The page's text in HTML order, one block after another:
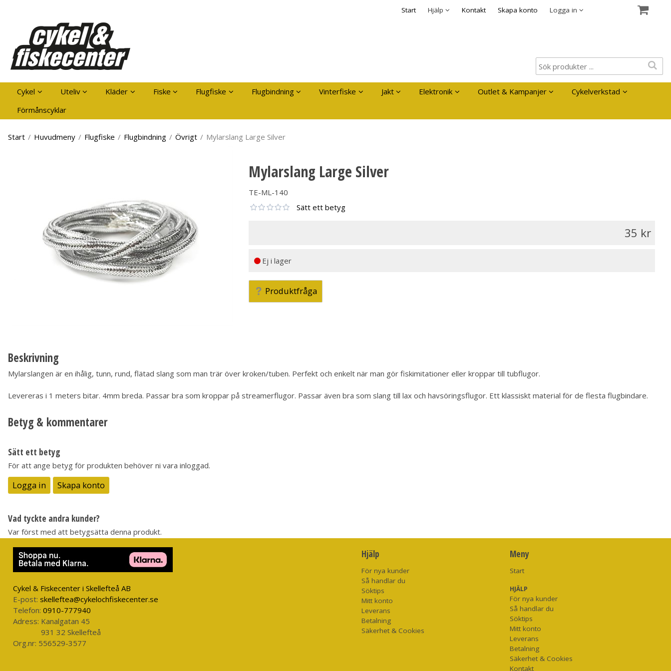
Start Hjälp
Säkerhet & Cookies Kontakt Skapa konto Logga in
Kom ihåg mig
Cykel Uteliv Kläder Fiske Flugfiske Flugbindning Vinterfiske Jakt Elektronik Outlet & Kampanjer
Cykelverkstad
Förmånscyklar
Start / Huvudmeny / Flugfiske / Flugbindning / Övrigt / Mylarslang Large Silver
Mylarslang Large Silver
TE-ML-140
Sätt ett betyg
35
Ej i lager
Produktfråga
Beskrivning
Mylarslangen är en ihålig, tunn, rund, flätad slang som man trär över kroken/tuben. Perfekt och enkelt när man gör fiskimitationer eller kroppar till tubflugor.
Levereras i 1 meters bitar. 4mm breda. Passar bra som kroppar på streamerflugor. Passar även bra som slang till lax och havsöringsflugor. Ett klassiskt material för de flesta flugbindare.
Betyg & kommentarer
Sätt ett betyg
För att ange betyg för produkten behöver ni vara inloggad.
Logga in Skapa konto
Vad tyckte andra kunder?
Var först med att betygsätta denna produkt.
Cykel & Fiskecenter i Skellefteå AB
E-post: skelleftea@cykelochfiskecenter.se
Telefon: 0910-777940
Adress: Kanalgatan 45
931 32 Skellefteå
Org.nr: 556529-3577
Hjälp
För nya kunder
Så handlar du
Söktips
Mitt konto
Leverans
Betalning
Säkerhet & Cookies
Meny
Start
HJÄLP
För nya kunder
Så handlar du
Söktips
Mitt konto
Leverans
Betalning
Säkerhet & Cookies
Kontakt